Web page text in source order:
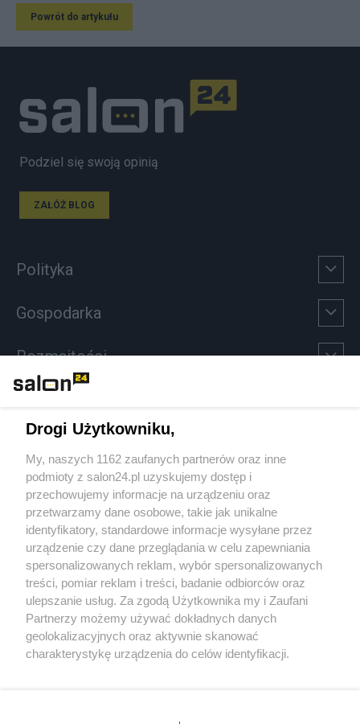
Powrót do artykułu
Podziel się swoją opinią
ZAŁÓŻ BLOG
Polityka
Gospodarka
Rozmaitości
Sport
Społeczeństwo
Kultura
X Facebook Instagram Youtube
Drogi Użytkowniku,
My, naszych 1162 zaufanych partnerów oraz inne
podmioty z salon24.pl uzyskujemy dostęp i
przechowujemy informacje na urządzeniu oraz
przetwarzamy dane osobowe, takie jak unikalne
identyfikatory, standardowe informacje wysyłane przez
urządzenie czy dane przeglądania w celu zapewniania
spersonalizowanych reklam, wybór spersonalizowanych
treści, pomiar reklam i treści, badanie odbiorców oraz
ulepszanie usług. Za zgodą Użytkownika my i Zaufani
Partnerzy możemy używać dokładnych danych
geolokalizacyjnych oraz aktywnie skanować
charakterystykę urządzenia do celów identyfikacji.